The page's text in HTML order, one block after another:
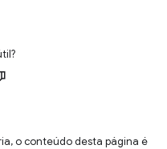
o conteúdo desta página é